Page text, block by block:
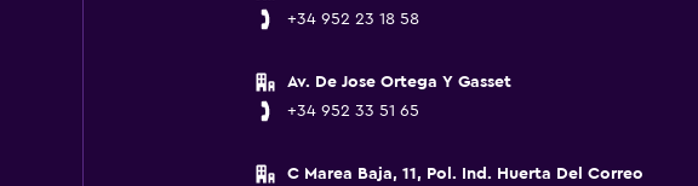
+34 952 23 18 58
Av. De Jose Ortega Y Gasset
+34 952 33 51 65
C Marea Baja, 11, Pol. Ind. Huerta Del Correo